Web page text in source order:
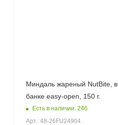
Миндаль жареный NutBite, в
банке easy-open, 150 г.
Есть в наличии: 246
Арт.: 48-26FU24904